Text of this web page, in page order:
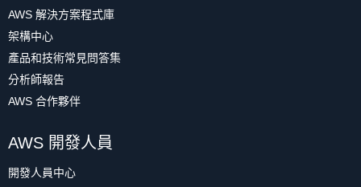
AWS 解決方案程式庫
架構中心
產品和技術常見問答集
分析師報告
AWS 合作夥伴
AWS 開發人員
開發人員中心